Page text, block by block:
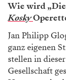
Wie wird
Kosky
Jan Philipp
ganz eigenen
stellen in
Gesellschaft